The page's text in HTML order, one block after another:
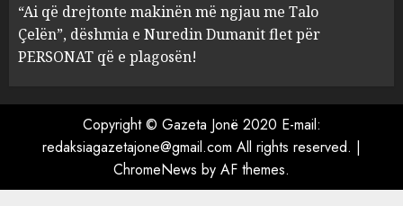
4
Berishën
MARCH 25, 2025
ngjau me Talo Çelën”,
dëshmia e Nuredin Dumanit
flet për PERSONAT që e
plagosën!
“Ai që drejtonte makinën më ngjau me Talo
Çelën”, dëshmia e Nuredin Dumanit flet për
PERSONAT që e plagosën!
Copyright © Gazeta Jonë 2020 E-mail:
redaksiagazetajone@gmail.com All rights reserved. |
ChromeNews by AF themes.